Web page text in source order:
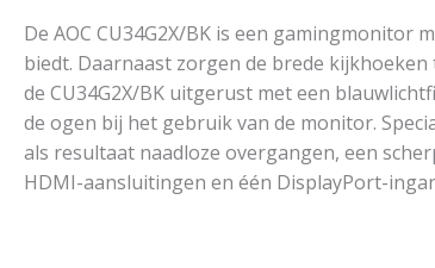
De AOC CU34G2X/BK is een gamingmonitor
biedt. Daarnaast zorgen de brede
de CU34G2X/BK uitgerust met een
de ogen bij het gebruik van de monitor.
als resultaat naadloze overgangen, een
HDMI-aansluitingen en één DisplayPort-